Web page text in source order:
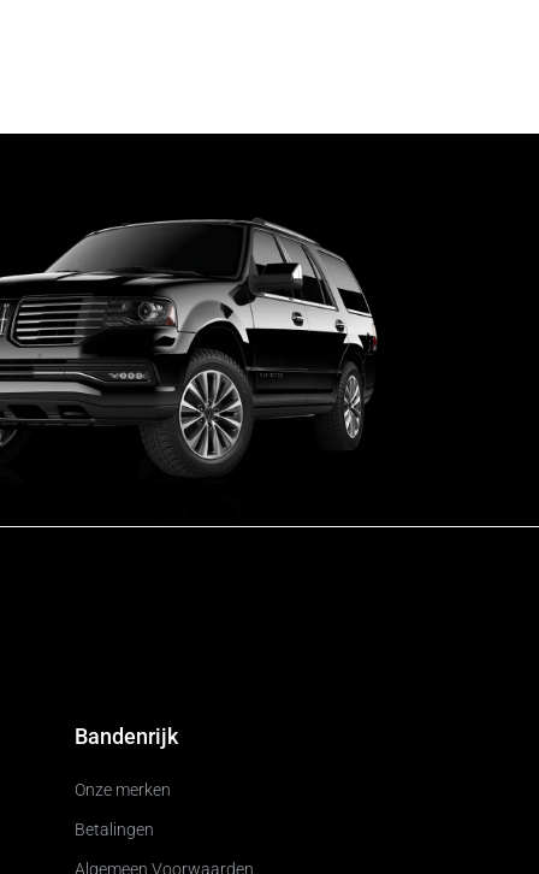
Bandenrijk
Onze merken
Betalingen
Algemeen Voorwaarden